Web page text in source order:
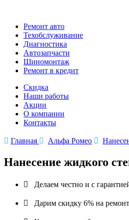
Ремонт авто
Техобслуживание
Диагностика
Автозапчасти
Шиномонтаж
Ремонт в кредит
Скидка
Наши работы
Акции
О компании
Контакты
 Главная  Альфа Ромео 
Нанесение жидкого
 Делаем честно и с
 Дарим скидку 6% на ремонт